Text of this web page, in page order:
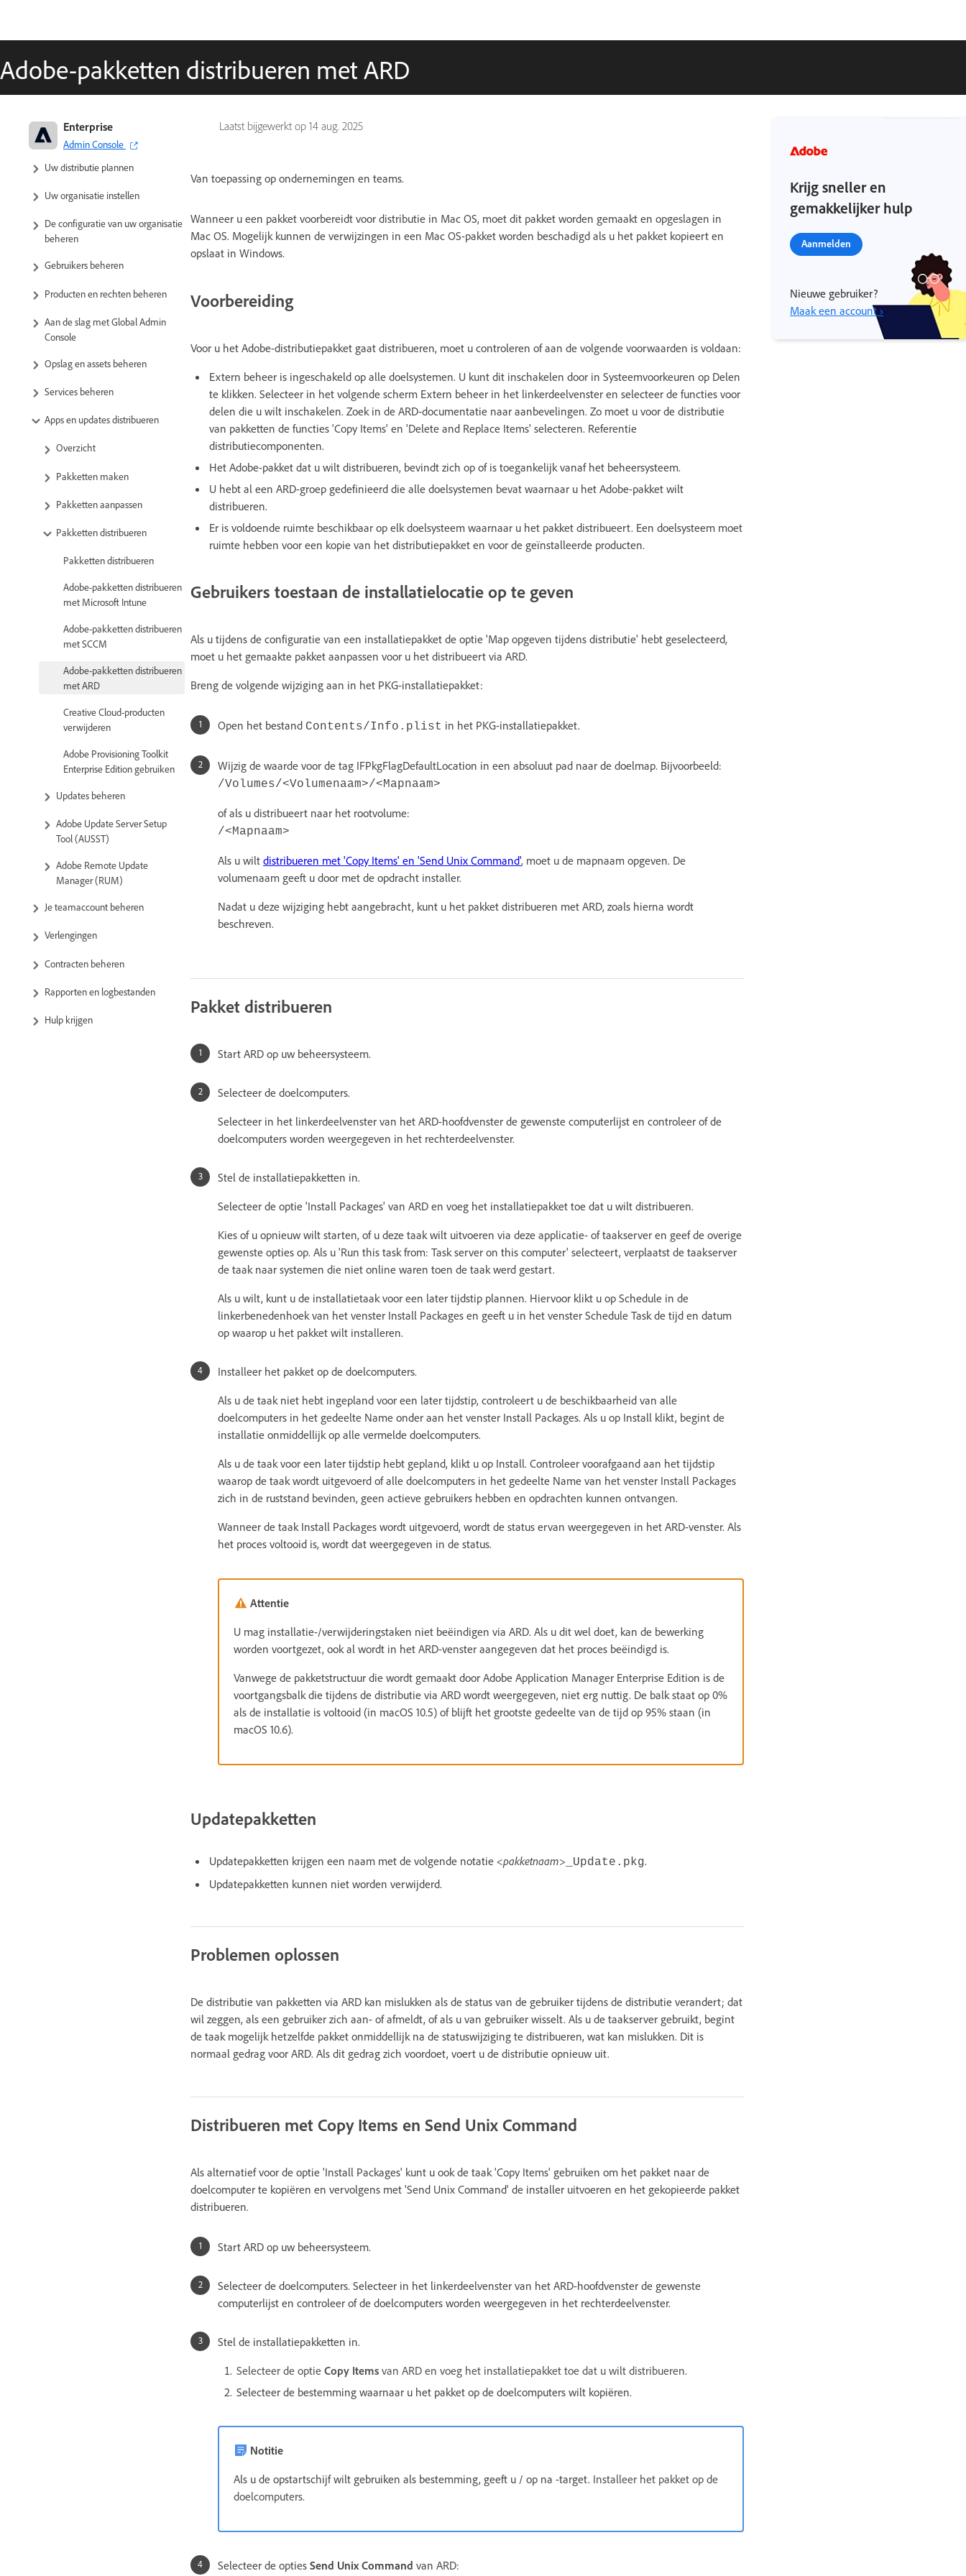
Adobe-pakketten distribueren met ARD
Laatst bijgewerkt op 14 aug. 2025
Enterprise
Admin Console
Adobe voor ondernemingen en
teams: Beheerdershandleiding
Uw distributie plannen
Uw organisatie instellen
De configuratie van uw organisatie
beheren
Gebruikers beheren
Producten en rechten beheren
Aan de slag met Global Admin
Console
Opslag en assets beheren
Services beheren
Apps en updates distribueren
Overzicht
Pakketten maken
Pakketten aanpassen
Pakketten distribueren
Pakketten distribueren
Adobe-pakketten distribueren
met Microsoft Intune
Adobe-pakketten distribueren
met SCCM
Adobe-pakketten distribueren
met ARD
Creative Cloud-producten
verwijderen
Adobe Provisioning Toolkit
Enterprise Edition gebruiken
Updates beheren
Adobe Update Server Setup
Tool (AUSST)
Adobe Remote Update
Manager (RUM)
Je teamaccount beheren
Verlengingen
Contracten beheren
Rapporten en logbestanden
Hulp krijgen
Van toepassing op ondernemingen en teams.
Wanneer u een pakket voorbereidt voor distributie in Mac OS, moet dit pakket worden gemaakt en opgeslagen in
Mac OS. Mogelijk kunnen de verwijzingen in een Mac OS-pakket worden beschadigd als u het pakket kopieert en
opslaat in Windows.
Voorbereiding
Voor u het Adobe-distributiepakket gaat distribueren, moet u controleren of aan de volgende voorwaarden is voldaan:
Extern beheer is ingeschakeld op alle doelsystemen. U kunt dit inschakelen door in Systeemvoorkeuren op Delen
te klikken. Selecteer in het volgende scherm Extern beheer in het linkerdeelvenster en selecteer de functies voor
delen die u wilt inschakelen. Zoek in de ARD-documentatie naar aanbevelingen. Zo moet u voor de distributie
van pakketten de functies 'Copy Items' en 'Delete and Replace Items' selecteren. Referentie
distributiecomponenten.
Het Adobe-pakket dat u wilt distribueren, bevindt zich op of is toegankelijk vanaf het beheersysteem.
U hebt al een ARD-groep gedefinieerd die alle doelsystemen bevat waarnaar u het Adobe-pakket wilt
distribueren.
Er is voldoende ruimte beschikbaar op elk doelsysteem waarnaar u het pakket distribueert. Een doelsysteem moet
ruimte hebben voor een kopie van het distributiepakket en voor de geïnstalleerde producten.
Gebruikers toestaan de installatielocatie op te geven
Als u tijdens de configuratie van een installatiepakket de optie 'Map opgeven tijdens distributie' hebt geselecteerd,
moet u het gemaakte pakket aanpassen voor u het distribueert via ARD.
Breng de volgende wijziging aan in het PKG-installatiepakket:
Open het bestand Contents/Info.plist in het PKG-installatiepakket.
Wijzig de waarde voor de tag IFPkgFlagDefaultLocation in een absoluut pad naar de doelmap. Bijvoorbeeld:
/Volumes/<Volumenaam>/<Mapnaam>
of als u distribueert naar het rootvolume:
/<Mapnaam>
Als u wilt distribueren met 'Copy Items' en 'Send Unix Command', moet u de mapnaam opgeven. De
volumenaam geeft u door met de opdracht installer.
Nadat u deze wijziging hebt aangebracht, kunt u het pakket distribueren met ARD, zoals hierna wordt
beschreven.
Pakket distribueren
Start ARD op uw beheersysteem.
Selecteer de doelcomputers.
Selecteer in het linkerdeelvenster van het ARD-hoofdvenster de gewenste computerlijst en controleer of de
doelcomputers worden weergegeven in het rechterdeelvenster.
Stel de installatiepakketten in.
Selecteer de optie 'Install Packages' van ARD en voeg het installatiepakket toe dat u wilt distribueren.
Kies of u opnieuw wilt starten, of u deze taak wilt uitvoeren via deze applicatie- of taakserver en geef de overige
gewenste opties op. Als u 'Run this task from: Task server on this computer' selecteert, verplaatst de taakserver
de taak naar systemen die niet online waren toen de taak werd gestart.
Als u wilt, kunt u de installatietaak voor een later tijdstip plannen. Hiervoor klikt u op Schedule in de
linkerbenedenhoek van het venster Install Packages en geeft u in het venster Schedule Task de tijd en datum
op waarop u het pakket wilt installeren.
Installeer het pakket op de doelcomputers.
Als u de taak niet hebt ingepland voor een later tijdstip, controleert u de beschikbaarheid van alle
doelcomputers in het gedeelte Name onder aan het venster Install Packages. Als u op Install klikt, begint de
installatie onmiddellijk op alle vermelde doelcomputers.
Als u de taak voor een later tijdstip hebt gepland, klikt u op Install. Controleer voorafgaand aan het tijdstip
waarop de taak wordt uitgevoerd of alle doelcomputers in het gedeelte Name van het venster Install Packages
zich in de ruststand bevinden, geen actieve gebruikers hebben en opdrachten kunnen ontvangen.
Wanneer de taak Install Packages wordt uitgevoerd, wordt de status ervan weergegeven in het ARD-venster. Als
het proces voltooid is, wordt dat weergegeven in de status.
Attentie
U mag installatie-/verwijderingstaken niet beëindigen via ARD. Als u dit wel doet, kan de bewerking
worden voortgezet, ook al wordt in het ARD-venster aangegeven dat het proces beëindigd is.
Vanwege de pakketstructuur die wordt gemaakt door Adobe Application Manager Enterprise Edition is de
voortgangsbalk die tijdens de distributie via ARD wordt weergegeven, niet erg nuttig. De balk staat op 0%
als de installatie is voltooid (in macOS 10.5) of blijft het grootste gedeelte van de tijd op 95% staan (in
macOS 10.6).
Updatepakketten
Updatepakketten krijgen een naam met de volgende notatie <pakketnaam> _Update.pkg.
Updatepakketten kunnen niet worden verwijderd.
Problemen oplossen
De distributie van pakketten via ARD kan mislukken als de status van de gebruiker tijdens de distributie verandert; dat
wil zeggen, als een gebruiker zich aan- of afmeldt, of als u van gebruiker wisselt. Als u de taakserver gebruikt, begint
de taak mogelijk hetzelfde pakket onmiddellijk na de statuswijziging te distribueren, wat kan mislukken. Dit is
normaal gedrag voor ARD. Als dit gedrag zich voordoet, voert u de distributie opnieuw uit.
Distribueren met Copy Items en Send Unix Command
Als alternatief voor de optie 'Install Packages' kunt u ook de taak 'Copy Items' gebruiken om het pakket naar de
doelcomputer te kopiëren en vervolgens met 'Send Unix Command' de installer uitvoeren en het gekopieerde pakket
distribueren.
Start ARD op uw beheersysteem.
Selecteer de doelcomputers. Selecteer in het linkerdeelvenster van het ARD-hoofdvenster de gewenste
computerlijst en controleer of de doelcomputers worden weergegeven in het rechterdeelvenster.
Stel de installatiepakketten in.
Selecteer de optie Copy Items van ARD en voeg het installatiepakket toe dat u wilt distribueren.
Selecteer de bestemming waarnaar u het pakket op de doelcomputers wilt kopiëren.
Notitie
Als u de opstartschijf wilt gebruiken als bestemming, geeft u / op na -target. Installeer het pakket op de
doelcomputers.
Selecteer de opties Send Unix Command van ARD:
Krijg sneller en
gemakkelijker hulp
Aanmelden
Nieuwe gebruiker?
Maak een account ›